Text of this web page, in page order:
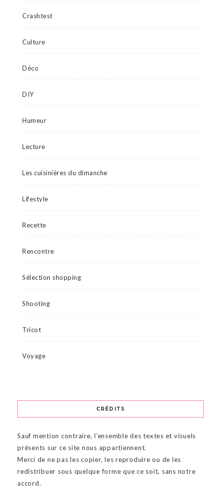
Crashtest
Culture
Déco
DIY
Humeur
Lecture
Les cuisinières du dimanche
Lifestyle
Recette
Rencontre
Sélection shopping
Shooting
Tricot
Voyage
CRÉDITS
Sauf mention contraire, l’ensemble des textes et visuels
présents sur ce site nous appartiennent.
Merci de ne pas les copier, les reproduire ou de les
redistribuer sous quelque forme que ce soit, sans notre
accord.